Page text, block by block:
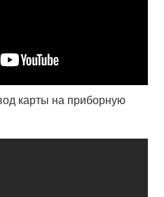
карты на приборную